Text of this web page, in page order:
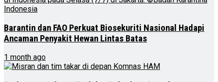
Barantin dan FAO Perkuat Biosekuriti Nasional Hadapi
Ancaman Penyakit Hewan Lintas Batas
1 month ago